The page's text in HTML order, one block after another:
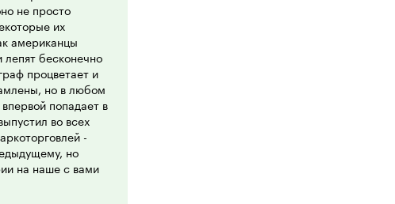
не просто
их
американцы
бесконечно
процветает и
но в любом
попадает в
во всех
-
но
на наше с вами